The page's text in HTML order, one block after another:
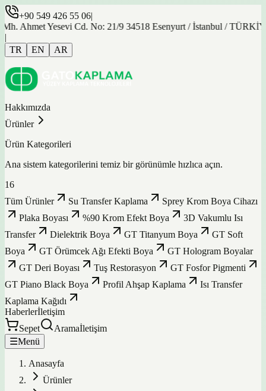
+90 549 426 55 06|
Yesevi Cd. No: 21/9 34518 Esenyurt / İstanbul / TÜRKİYE
|
TR
EN AR
Hakkımızda
Ürünler
Ürün Kategorileri
Ana sistem kategorilerini temiz bir görünümle hızlıca açın.
16
Tüm Ürünler
Su Transfer Kaplama
Sprey Krom Boya Cihazı
Plaka Boyası
%90 Krom Efekt Boya
3D Vakumlu Isı
Transfer
Dielektrik Boya GT Titanyum Boya
GT Soft
Boya
GT Örümcek Ağı Efekti Boya
GT Hologram Boyalar
GT Deri Boyası
Tuş Restorasyon
GT Fosfor Pigmenti
GT Piano Black Boya
Profil Ahşap Kaplama
Isı Transfer
Kaplama Kağıdı
Haberlerİletişim
Sepet
Aramaİletişim
☰Menü
Anasayfa
Ürünler